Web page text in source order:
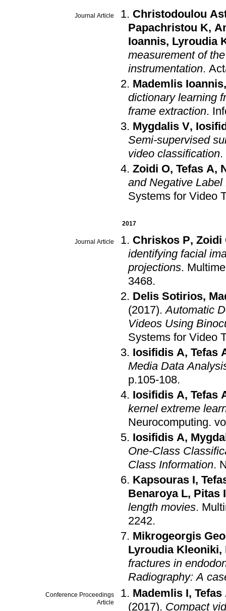
Journal Article
Christodoulou
Papachristou K,
Ioannis, Lyroudia
measurement of
instrumentation.
Mademlis Ioannis
dictionary learning
frame extraction.
Mygdalis V,
Semi-supervised
video classification.
Zoidi O, Tefas A,
and Negative
Systems for Video
2017
Journal Article Chriskos P, Zoidi
identifying facial
projections.
3468.
Delis Sotirios,
(2017).Automatic
Videos Using
Systems for Video
Iosifidis A, Tefas
Media Data
p.105-108.
Iosifidis A, Tefas
kernel extreme
Neurocomputing.
Iosifidis A,
One-Class
Class Information.
Kapsouras I,
Benaroya L, Pitas
length movies.
2242.
Mikrogeorgis
Lyroudia Kleoniki,
fractures in
Radiography: A
Conference Proceedings
Article
Mademlis I,
(2017). Compact